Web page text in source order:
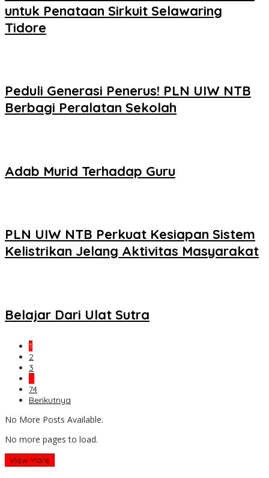
untuk Penataan Sirkuit Selawaring
Tidore
Peduli Generasi Penerus! PLN UIW NTB
Berbagi Peralatan Sekolah
Adab Murid Terhadap Guru
PLN UIW NTB Perkuat Kesiapan Sistem
Kelistrikan Jelang Aktivitas Masyarakat
Belajar Dari Ulat Sutra
1
2
3
…
74
Berikutnya
No More Posts Available.
No more pages to load.
View More